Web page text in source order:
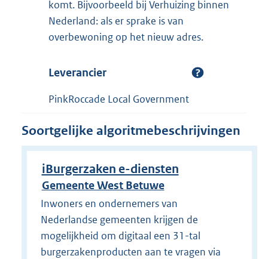
komt. Bijvoorbeeld bij Verhuizing binnen
Nederland: als er sprake is van
overbewoning op het nieuw adres.
Leverancier
PinkRoccade Local Government
Soortgelijke algoritmebeschrijvingen
iBurgerzaken e-diensten
Gemeente West Betuwe
Inwoners en ondernemers van
Nederlandse gemeenten krijgen de
mogelijkheid om digitaal een 31-tal
burgerzakenproducten aan te vragen via